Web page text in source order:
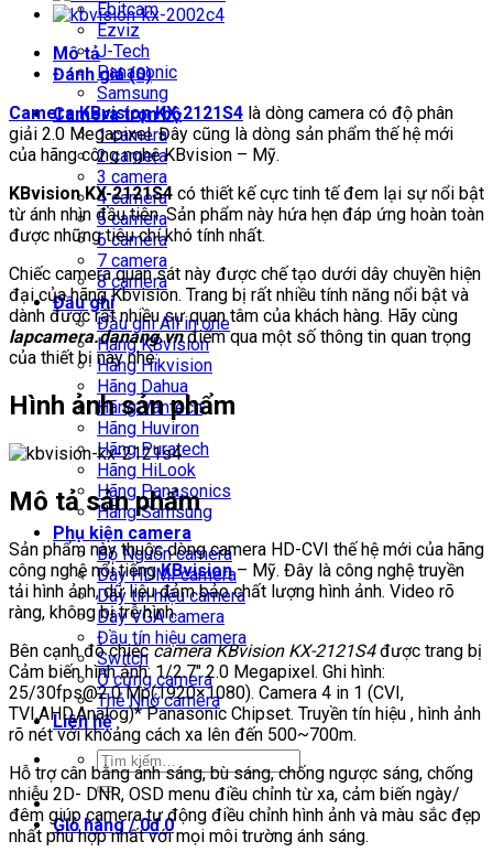
Ebitcam
Ezviz
J-Tech
Panasonic
Samsung
Camera trọn bộ
1 camera
2 camera
3 camera
4 camera
5 camera
6 camera
7 camera
8 camera
Đầu ghi
Đầu ghi All in one
Hãng KBvision
Hãng Hikvision
Hãng Dahua
Hãng Vantech
Hãng Huviron
Hãng Puratech
Hãng HiLook
Hãng Panasonics
Hãng Samsung
Phụ kiện camera
Bộ Nguồn camera
Dây HDMI camera
Dây tín hiệu camera
Dây VGA camera
Đầu tín hiệu camera
Switch
Ổ cứng camera
Thẻ Nhớ camera
Liên hệ
Tìm
kiếm:
Giỏ hàng /0₫ 0
Mô tả
Đánh giá (0)
Camera KBvision KX-2121S4 là dòng camera có độ phân
giải 2.0 Megapixel. Đây cũng là dòng sản phẩm thế hệ mới
của hãng công nghệ KBvision – Mỹ.
KBvision KX-2121S4 có thiết kế cực tinh tế đem lại sự nổi bật
từ ánh nhìn đầu tiên. Sản phẩm này hứa hẹn đáp ứng hoàn toàn
được những tiêu chí khó tính nhất.
Chiếc camera quan sát này được chế tạo dưới dây chuyền hiện
đại của hãng Kbvision. Trang bị rất nhiều tính năng nổi bật và
dành được rất nhiều sự quan tâm của khách hàng. Hãy cùng
lapcamera.danang.vnđiểm qua một số thông tin quan trọng
của thiết bị này nhé:
Hình ảnh sản phẩm
Mô tả sản phẩm
Sản phẩm này thuộc dòng camera HD-CVI thế hệ mới của hãng
công nghệ nổi tiếngKBvision– Mỹ. Đây là công nghệ truyền
tải hình ảnh, dữ liệu đảm bảo chất lượng hình ảnh. Video rõ
ràng, không bị trễ hình.
Bên cạnh đó chiếccamera KBvision KX-2121S4được trang bị
Cảm biến hình ảnh: 1/2.7″ 2.0 Megapixel. Ghi hình:
25/30fps@2.0 Mp(1920×1080). Camera 4 in 1 (CVI,
TVI,AHD,Analog)* Panasonic Chipset. Truyền tín hiệu , hình ảnh
rõ nét với khoảng cách xa lên đến 500~700m.
Hỗ trợ cân bằng ánh sáng, bù sáng, chống ngược sáng, chống
nhiễu 2D- DNR, OSD menu điều chỉnh từ xa, cảm biến ngày/
đêm giúp camera tự động điều chỉnh hình ảnh và màu sắc đẹp
nhất phù hợp nhất với mọi môi trường ánh sáng.